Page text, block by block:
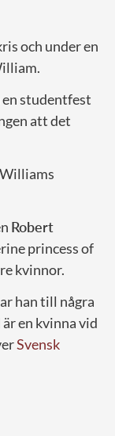
och under en
en studentfest
att det
Robert
princess of
kvinnor.
han till några
en kvinna vid
Svensk